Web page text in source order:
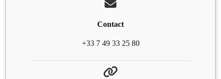
Contact
+33 7 49 33 25 80